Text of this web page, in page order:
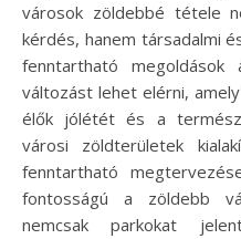
városok zöldebbé tétele
kérdés, hanem társadalmi
fenntartható megoldások
változást lehet elérni,
élők jólétét és a
városi zöldterületek
fenntartható
fontosságú a zöldebb
nemcsak parkokat